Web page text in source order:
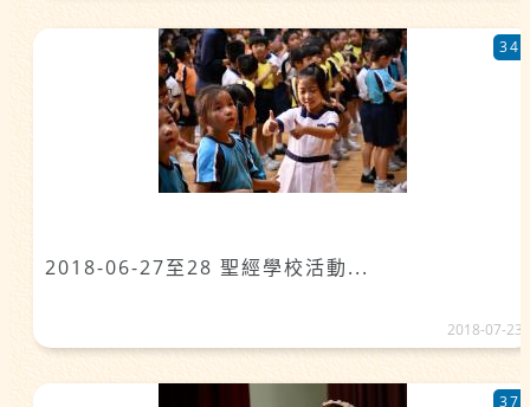
2018-06-27至28 聖經學校活動...
34
2018-07-23
37